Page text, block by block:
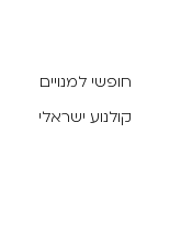
חופשי למנויים
קולנוע ישראלי